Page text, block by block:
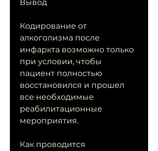
Вывод
Кодирование от
алкоголизма после
инфаркта возможно только
при условии, чтобы
пациент полностью
восстановился и прошел
все необходимые
реабилитационные
мероприятия.
Как проводится